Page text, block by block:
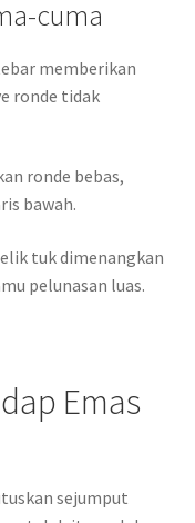
cuma
memberikan
ronde tidak
ronde bebas,
bawah.
tuk dimenangkan
pelunasan luas.
Emas
sejumput